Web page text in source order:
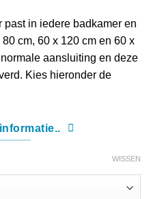
past in iedere badkamer en
cm, 60 x 120 cm en 60 x
aansluiting en deze
Kies hieronder de
WISSEN